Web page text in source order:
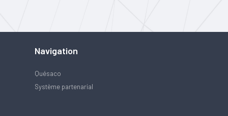
Navigation
Quésaco
Système partenarial